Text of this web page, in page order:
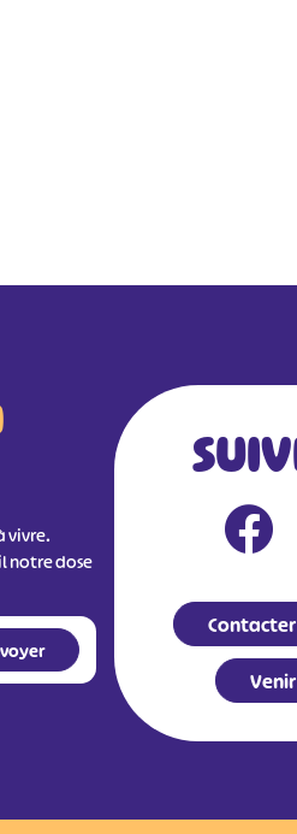
vivre.
notre dose